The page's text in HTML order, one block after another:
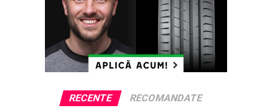
Premierul în Bihor: Contractul pentru tronsonul Chiribiş-
Biharia al Autostrăzii Transilvania a fost semnat cu o
firmă bihoreană (FOTO)
RECENTE RECOMANDATE